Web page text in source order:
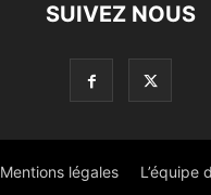
SUIVEZ NOUS
Mentions légales L’équipe